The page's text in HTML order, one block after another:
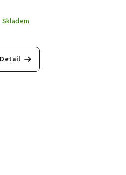
Skladem
Detail